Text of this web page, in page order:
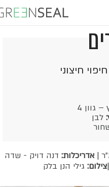
חיצוני
– גוון 4
לבן
אדריכלות: דנה דויק - שדה
צילום: גילי הנן בלק